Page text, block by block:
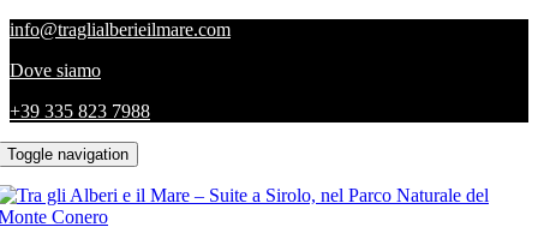
info@traglialberieilmare.com
Dove siamo
+39 335 823 7988
Toggle navigation